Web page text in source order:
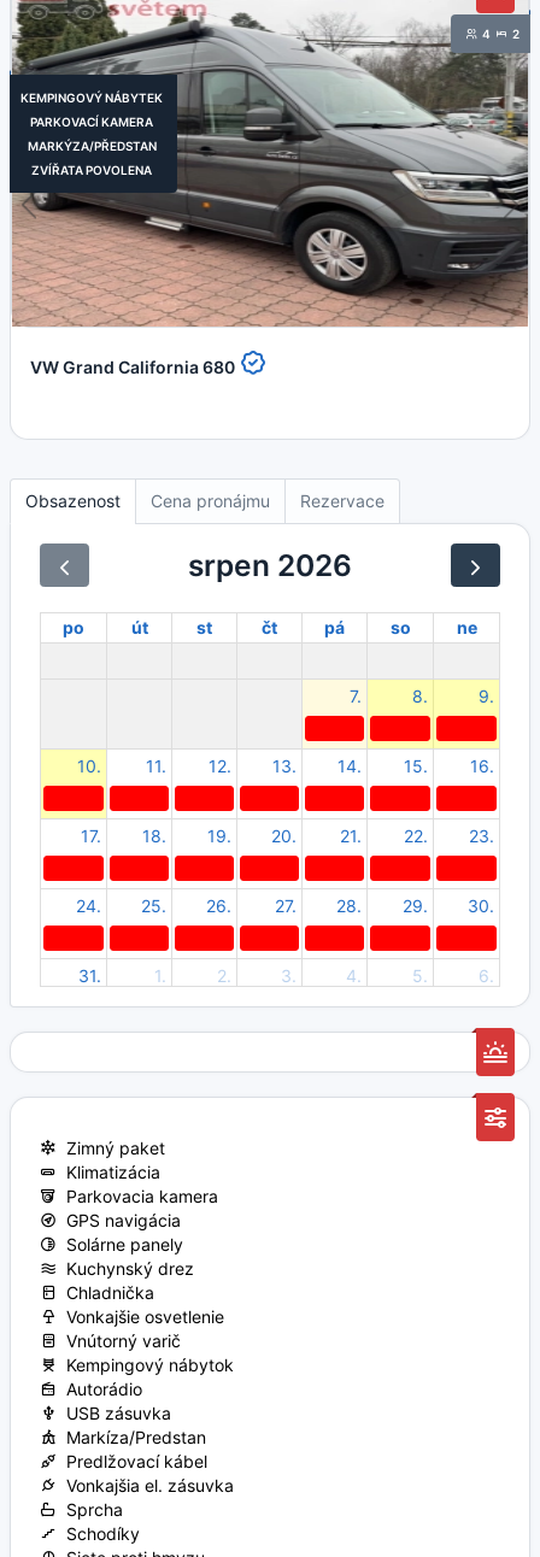
VW Grand California 680
4 2
KEMPINGOVÝ NÁBYTEK
PARKOVACÍ KAMERA
MARKÝZA/PŘEDSTAN
ZVÍŘATA POVOLENA
Obsazenost Cena pronájmu Rezervace
srpen 2026
po út st čt pá so ne
7. 8. 9.
10. 11. 12. 13. 14. 15. 16.
17. 18. 19. 20. 21. 22. 23.
24. 25. 26. 27. 28. 29. 30.
31. 1. 2. 3. 4. 5. 6.
Zimný paket
Klimatizácia
Parkovacia kamera
GPS navigácia
Solárne panely
Kuchynský drez
Chladnička
Vonkajšie osvetlenie
Vnútorný varič
Kempingový nábytok
Autorádio
USB zásuvka
Markíza/Predstan
Predlžovací kábel
Vonkajšia el. zásuvka
Sprcha
Schodíky